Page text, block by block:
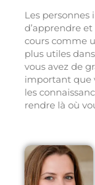
Les personnes
d’apprendre
cours comme
plus utiles
vous avez de
important que
les
rendre là où